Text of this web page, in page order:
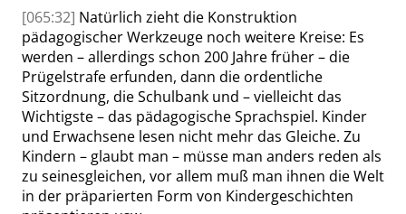
[065:32] Natürlich zieht die Konstruktion
pädagogischer Werkzeuge noch weitere Kreise: Es
werden – allerdings schon 200 Jahre früher – die
Prügelstrafe erfunden, dann die ordentliche
Sitzordnung, die Schulbank und – vielleicht das
Wichtigste – das pädagogische Sprachspiel. Kinder
und Erwachsene lesen nicht mehr das Gleiche. Zu
Kindern – glaubt man – müsse man anders reden als
zu seinesgleichen, vor allem muß man ihnen die Welt
in der präparierten Form von Kindergeschichten